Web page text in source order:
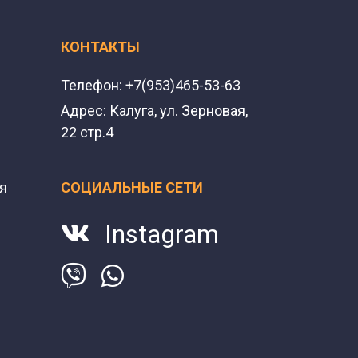
КОНТАКТЫ
Телефон: +7(953)465-53-63
Адрес: Калуга, ул. Зерновая,
22 стр.4
СОЦИАЛЬНЫЕ СЕТИ
Instagram